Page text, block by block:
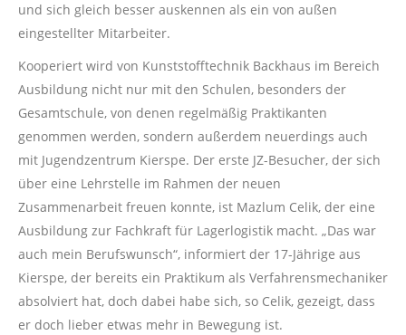
und sich gleich besser auskennen als ein von außen
eingestellter Mitarbeiter.
Kooperiert wird von Kunststofftechnik Backhaus im Bereich
Ausbildung nicht nur mit den Schulen, besonders der
Gesamtschule, von denen regelmäßig Praktikanten
genommen werden, sondern außerdem neuerdings auch
mit Jugendzentrum Kierspe. Der erste JZ-Besucher, der sich
über eine Lehrstelle im Rahmen der neuen
Zusammenarbeit freuen konnte, ist Mazlum Celik, der eine
Ausbildung zur Fachkraft für Lagerlogistik macht. „Das war
auch mein Berufswunsch“, informiert der 17-Jährige aus
Kierspe, der bereits ein Praktikum als Verfahrensmechaniker
absolviert hat, doch dabei habe sich, so Celik, gezeigt, dass
er doch lieber etwas mehr in Bewegung ist.